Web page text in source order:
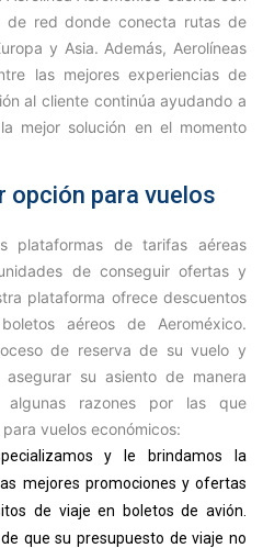
de red donde conecta rutas de
y Asia. Además, Aerolíneas
las mejores experiencias de
al cliente continúa ayudando a
mejor solución en el momento
opción para vuelos
plataformas de tarifas aéreas
de conseguir ofertas y
plataforma ofrece descuentos
aéreos de Aeroméxico.
de reserva de su vuelo y
su asiento de manera
algunas razones por las que
vuelos económicos:
y le brindamos la
mejores promociones y ofertas
de viaje en boletos de avión.
que su presupuesto de viaje no